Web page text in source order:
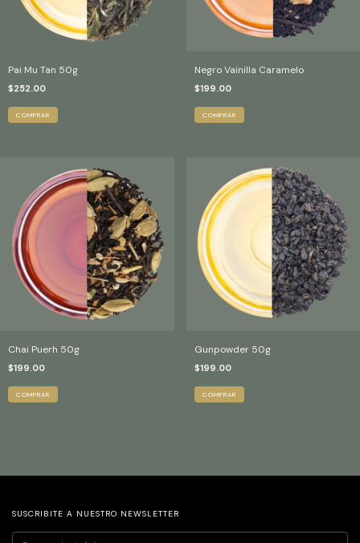
Pai Mu Tan 50g
$252.00
Negro Vainilla Caramelo
$199.00
COMPRAR
Chai Puerh 50g
$199.00
Gunpowder 50g
$199.00
SUSCRIBITE A NUESTRO NEWSLETTER